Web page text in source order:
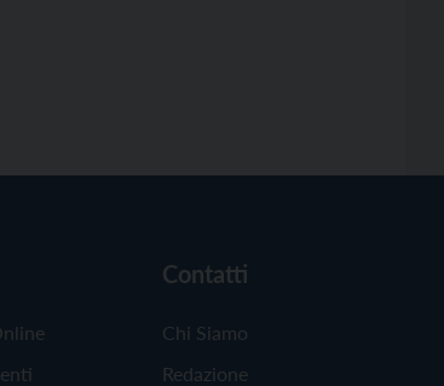
Contatti
Chi Siamo
Redazione